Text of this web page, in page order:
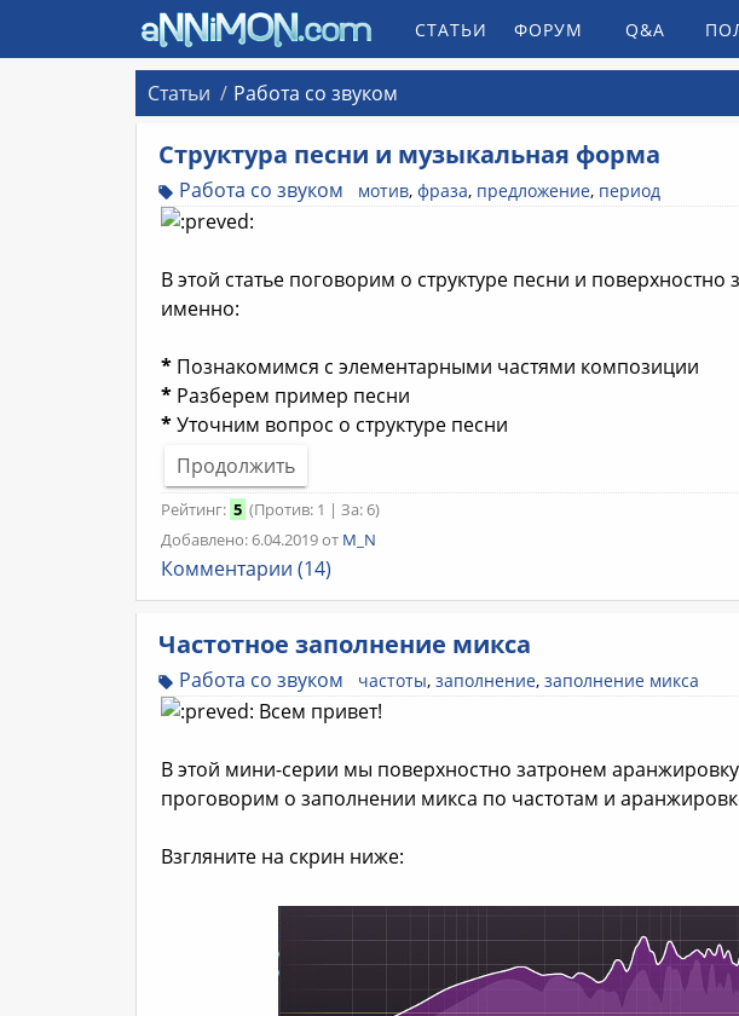
СТАТЬИ ФОРУМ Q&A
Статьи Работа со звуком
Структура песни и музыкальная форма
Работа со звуком мотив, фраза, предложение, период
В этой статье поговорим о структуре песни и
именно:
* Познакомимся с элементарными частями композиции
* Разберем пример песни
*Уточним вопрос о структуре песни
Продолжить
Рейтинг: 5 (Против: 1 | За: 6)
Добавлено: 6.04.2019 от M_N
Комментарии (14)
Частотное заполнение микса
Работа со звуком частоты, заполнение, заполнение микса
Всем привет!
В этой мини-серии мы поверхностно затронем
проговорим о заполнении микса по частотам и
Взгляните на скрин ниже: